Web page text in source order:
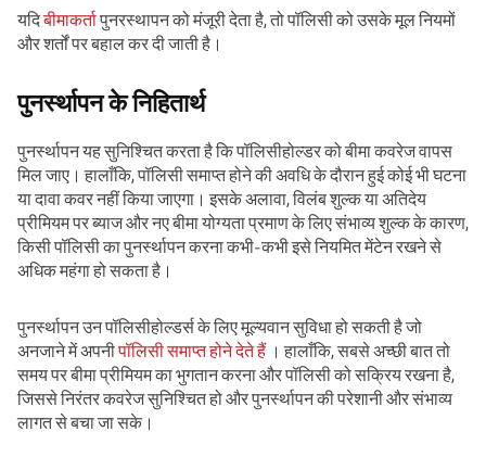
यदिबीमाकर्तापुनरस्थापन को मंजूरी देता है, तो पॉलिसी को उसके मूल नियमों
और शर्तों पर बहाल कर दी जाती है।
पुनर्स्थापन के निहितार्थ
पुनर्स्थापन यह सुनिश्चित करता है कि पॉलिसीहोल्डर को बीमा कवरेज वापस
मिल जाए। हालाँकि, पॉलिसी समाप्त होने की अवधि के दौरान हुई कोई भी घटना
या दावा कवर नहीं किया जाएगा। इसके अलावा, विलंब शुल्क या अतिदेय
प्रीमियम पर ब्याज और नए बीमा योग्यता प्रमाण के लिए संभाव्य शुल्क के कारण,
किसी पॉलिसी का पुनर्स्थापन करना कभी-कभी इसे नियमित मेंटेन रखने से
अधिक महंगा हो सकता है।
पुनर्स्थापन उन पॉलिसीहोल्डर्स के लिए मूल्यवान सुविधा हो सकती है जो
अनजाने में अपनीपॉलिसी समाप्त होने देते हैं । हालाँकि, सबसे अच्छी बात तो
समय पर बीमा प्रीमियम का भुगतान करना और पॉलिसी को सक्रिय रखना है,
जिससे निरंतर कवरेज सुनिश्चित हो और पुनर्स्थापन की परेशानी और संभाव्य
लागत से बचा जा सके।